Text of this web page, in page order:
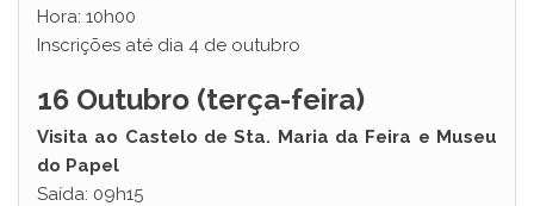
Hora: 10h00
Inscrições até dia 4 de outubro
16 Outubro (terça-feira)
Visita ao Castelo de Sta. Maria da Feira e Museu
do Papel
Saída: 09h15